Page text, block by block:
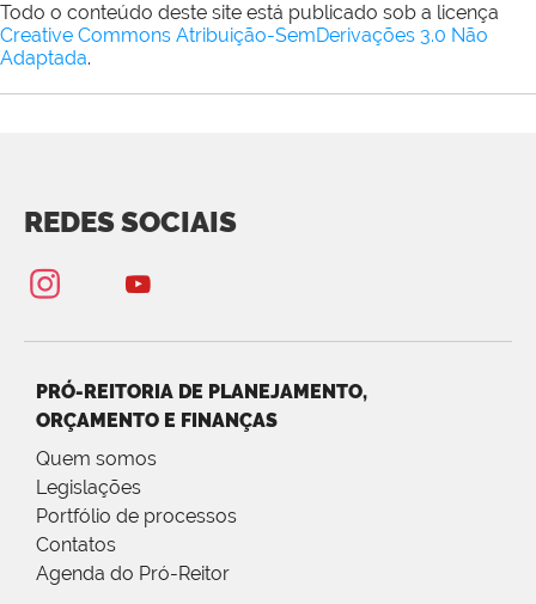
Todo o conteúdo deste site está publicado sob a licença
Creative Commons Atribuição-SemDerivações 3.0 Não
Adaptada.
REDES SOCIAIS
PRÓ-REITORIA DE PLANEJAMENTO,
ORÇAMENTO E FINANÇAS
Quem somos
Legislações
Portfólio de processos
Contatos
Agenda do Pró-Reitor